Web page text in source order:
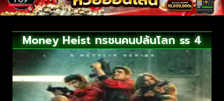
Money Heist ทรชนคนปล้นโลก ss 4